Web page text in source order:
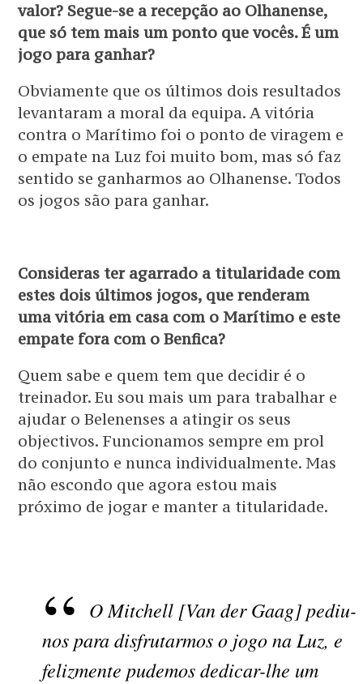
valor? Segue-se a recepção ao Olhanense,
que só tem mais um ponto que vocês. É um
jogo para ganhar?
Obviamente que os últimos dois resultados
levantaram a moral da equipa. A vitória
contra o Marítimo foi o ponto de viragem e
o empate na Luz foi muito bom, mas só faz
sentido se ganharmos ao Olhanense. Todos
os jogos são para ganhar.
Consideras ter agarrado a titularidade com
estes dois últimos jogos, que renderam
uma vitória em casa com o Marítimo e este
empate fora com o Benfica?
Quem sabe e quem tem que decidir é o
treinador. Eu sou mais um para trabalhar e
ajudar o Belenenses a atingir os seus
objectivos. Funcionamos sempre em prol
do conjunto e nunca individualmente. Mas
não escondo que agora estou mais
próximo de jogar e manter a titularidade.
O Mitchell [Van der Gaag] pediu-
nos para disfrutarmos o jogo na Luz, e
felizmente pudemos dedicar-lhe um